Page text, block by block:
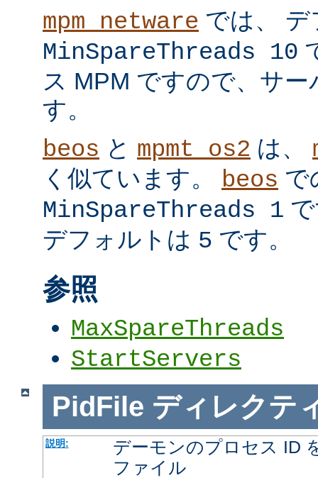
mpm_netware では、
MinSpareThreads 10
ス MPM ですので、サ
す。
beos と mpmt_os2 は、
く似ています。 beos で
MinSpareThreads 1
デフォルトは 5 です。
参照
MaxSpareThreads
StartServers
PidFile ディレクテ
説明:
デーモンのプロセス ID
ファイル